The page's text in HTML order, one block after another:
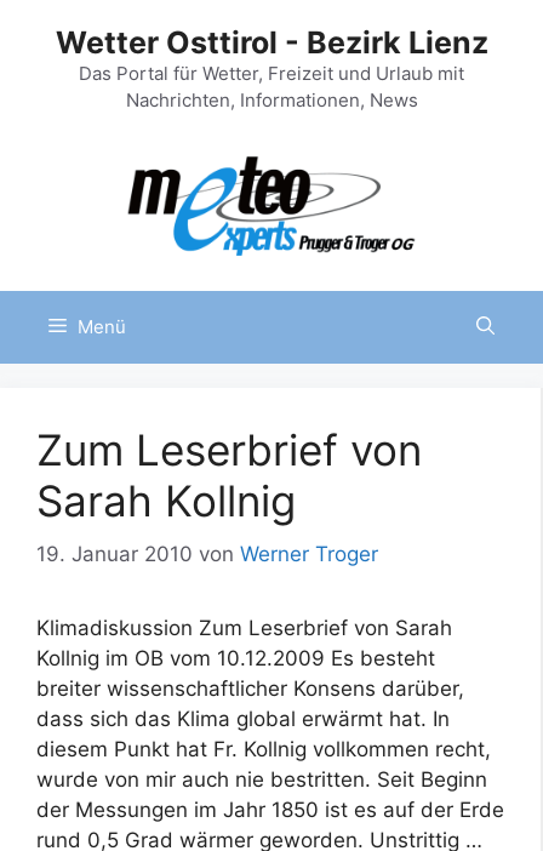
springen
Wetter Osttirol - Bezirk Lienz
Das Portal für Wetter, Freizeit und Urlaub mit
Nachrichten, Informationen, News
Menü
Zum Leserbrief von
Sarah Kollnig
19. Januar 2010 von Werner Troger
Klimadiskussion Zum Leserbrief von Sarah
Kollnig im OB vom 10.12.2009 Es besteht
breiter wissenschaftlicher Konsens darüber,
dass sich das Klima global erwärmt hat. In
diesem Punkt hat Fr. Kollnig vollkommen recht,
wurde von mir auch nie bestritten. Seit Beginn
der Messungen im Jahr 1850 ist es auf der Erde
rund 0,5 Grad wärmer geworden. Unstrittig …